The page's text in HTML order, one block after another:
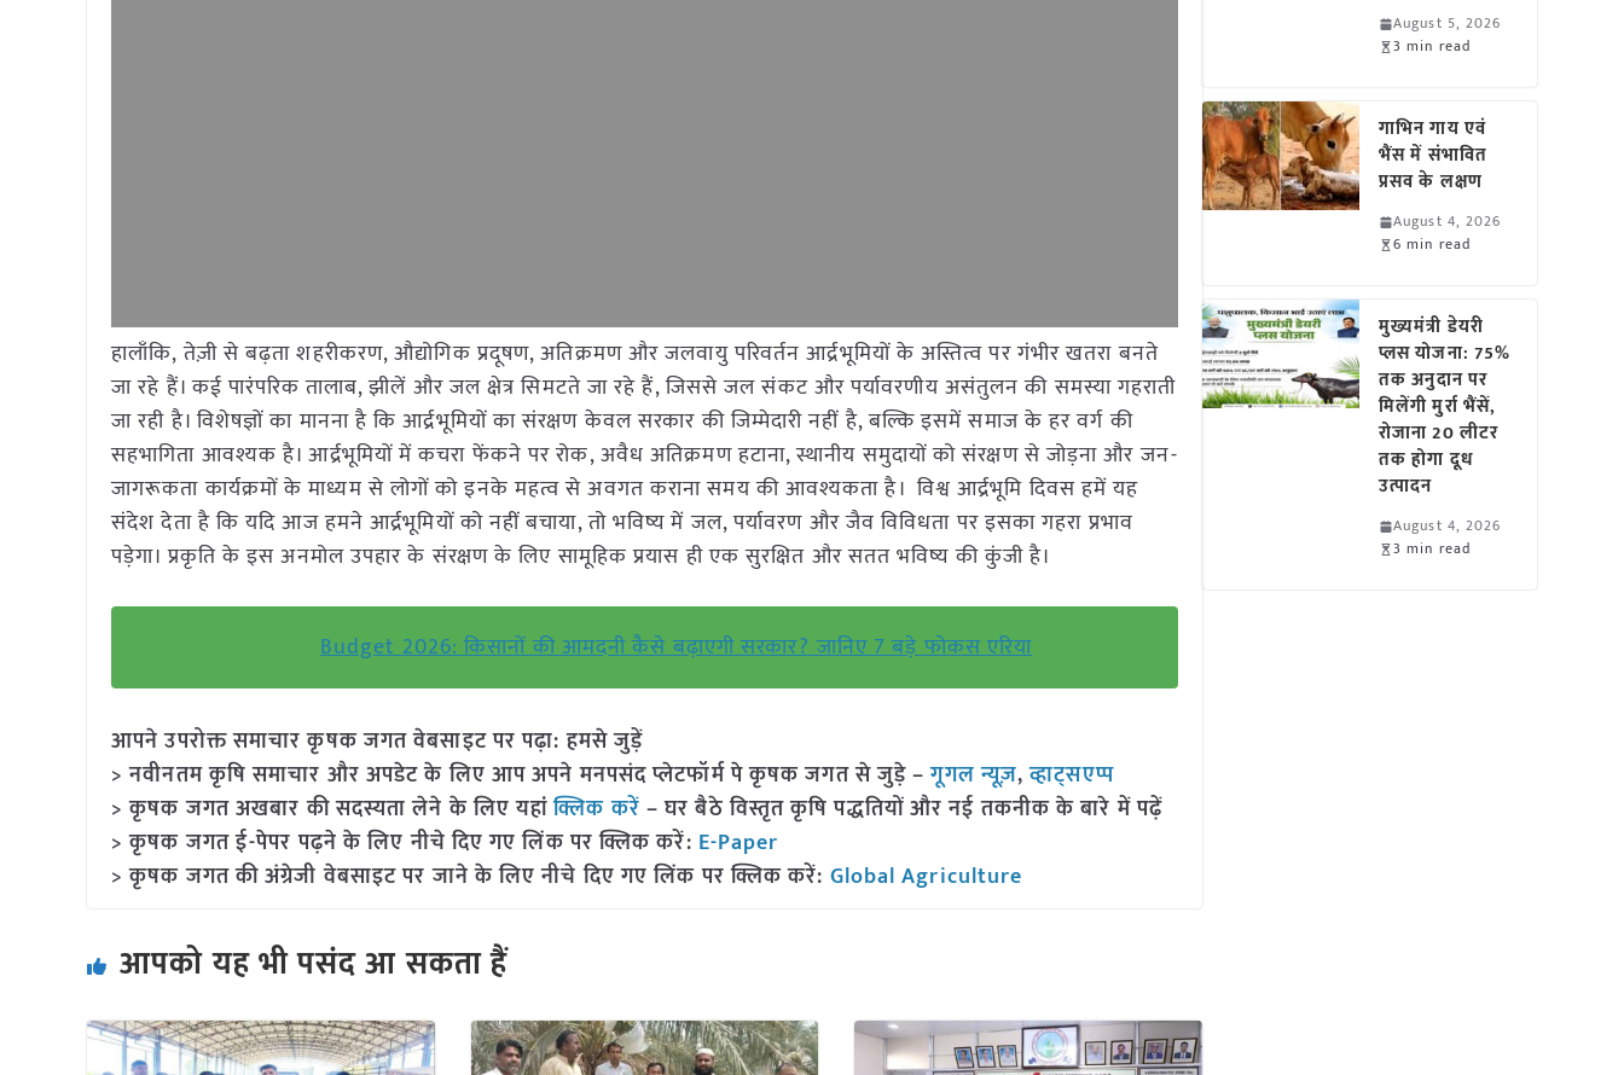
हालाँकि, तेज़ी से बढ़ता शहरीकरण, औद्योगिक प्रदूषण, अतिक्रमण और जलवायु परिवर्तन आर्द्रभूमियों के अस्तित्व पर गंभीर खतरा बनते
जा रहे हैं। कई पारंपरिक तालाब, झीलें और जल क्षेत्र सिमटते जा रहे हैं, जिससे जल संकट और पर्यावरणीय असंतुलन की समस्या गहराती
जा रही है। विशेषज्ञों का मानना है कि आर्द्रभूमियों का संरक्षण केवल सरकार की जिम्मेदारी नहीं है, बल्कि इसमें समाज के हर वर्ग की
सहभागिता आवश्यक है। आर्द्रभूमियों में कचरा फेंकने पर रोक, अवैध अतिक्रमण हटाना, स्थानीय समुदायों को संरक्षण से जोड़ना और जन-
जागरूकता कार्यक्रमों के माध्यम से लोगों को इनके महत्व से अवगत कराना समय की आवश्यकता है। विश्व आर्द्रभूमि दिवस हमें यह
संदेश देता है कि यदि आज हमने आर्द्रभूमियों को नहीं बचाया, तो भविष्य में जल, पर्यावरण और जैव विविधता पर इसका गहरा प्रभाव
पड़ेगा। प्रकृति के इस अनमोल उपहार के संरक्षण के लिए सामूहिक प्रयास ही एक सुरक्षित और सतत भविष्य की कुंजी है।
Budget 2026: किसानों की आमदनी कैसे बढ़ाएगी सरकार? जानिए 7 बड़े फोकस एरिया
आपने उपरोक्त समाचार कृषक जगत वेबसाइट पर पढ़ा: हमसे जुड़ें
> नवीनतम कृषि समाचार और अपडेट के लिए आप अपने मनपसंद प्लेटफॉर्म पे कृषक जगत से जुड़े –गूगल न्यूज़,व्हाट्सएप्प
> कृषक जगत अखबार की सदस्यता लेने के लिए यहांक्लिक करें – घर बैठे विस्तृत कृषि पद्धतियों और नई तकनीक के बारे में पढ़ें
> कृषक जगत ई-पेपर पढ़ने के लिए नीचे दिए गए लिंक पर क्लिक करें: E-Paper
> कृषक जगत की अंग्रेजी वेबसाइट पर जाने के लिए नीचे दिए गए लिंक पर क्लिक करें: Global Agriculture
आपको यह भी पसंद आ सकता हैं
August 5, 2026
3 min read
गाभिन गाय एवं
भैंस में संभावित
प्रसव के लक्षण
August 4, 2026
6 min read
मुख्यमंत्री डेयरी
प्लस योजना: 75%
तक अनुदान पर
मिलेंगी मुर्रा भैंसें,
रोजाना 20 लीटर
तक होगा दूध
उत्पादन
August 4, 2026
3 min read